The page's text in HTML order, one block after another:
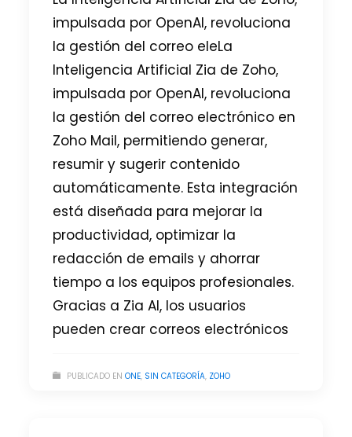
impulsada por OpenAI, revoluciona
la gestión del correo eleLa
Inteligencia Artificial Zia de Zoho,
impulsada por OpenAI, revoluciona
la gestión del correo electrónico en
Zoho Mail, permitiendo generar,
resumir y sugerir contenido
automáticamente. Esta integración
está diseñada para mejorar la
productividad, optimizar la
redacción de emails y ahorrar
tiempo a los equipos profesionales.
Gracias a Zia AI, los usuarios
pueden crear correos electrónicos
PUBLICADO EN ONE, SIN CATEGORÍA, ZOHO